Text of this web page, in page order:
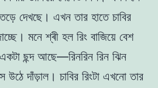
দেখছে। এখন তার হাতে চাবির
মনে শ্ৰী হল রিং বাজিয়ে বেশ
ছন্দ আছে—রিনরিন রিন ঝিন
উঠে দাঁড়াল। চাবির রিংটা এখনো তার